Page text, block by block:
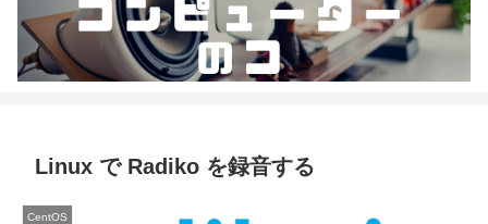
Linux で Radiko を録音する
CentOS